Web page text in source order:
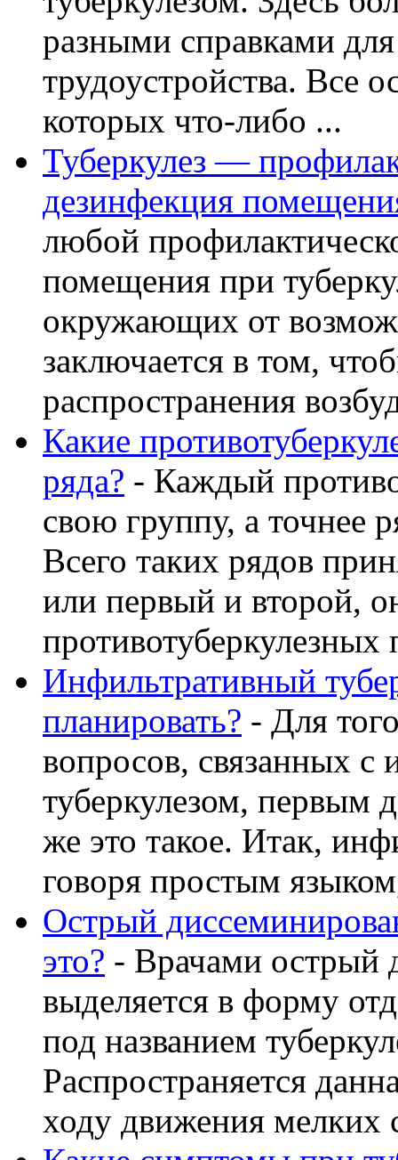
разными справками
трудоустройства. Все
которых что-либо ...
Туберкулез —
дезинфекция
любой
помещения при
окружающих от
заключается в том,
распространения
Какие
ряда? - Каждый
свою группу, а точнее
Всего таких рядов
или первый и второй,
противотуберкулезных
Инфильтративный
планировать? - Для
вопросов, связанных с
туберкулезом, первым
же это такое. Итак,
говоря простым
Острый
это? - Врачами острый
выделяется в форму
под названием
Распространяется
ходу движения мелких